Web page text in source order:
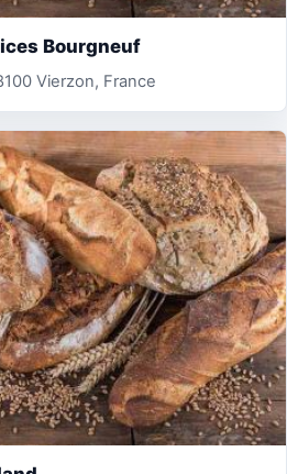
Bourgneuf
Vierzon, France